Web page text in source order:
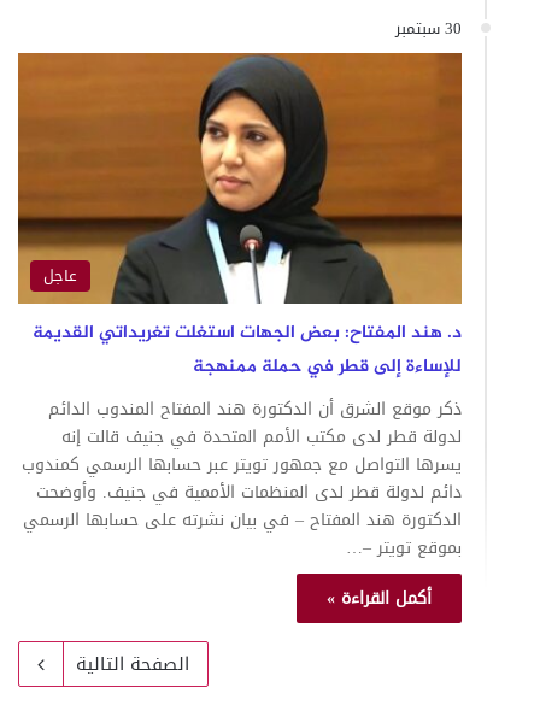
30 سبتمبر
عاجل
د. هند المفتاح: بعض الجهات استغلت تغريداتي القديمة
للإساءة إلى قطر في حملة ممنهجة
ذكر موقع الشرق أن الدكتورة هند المفتاح المندوب الدائم
لدولة قطر لدى مكتب الأمم المتحدة في جنيف قالت إنه
يسرها التواصل مع جمهور تويتر عبر حسابها الرسمي كمندوب
دائم لدولة قطر لدى المنظمات الأممية في جنيف. وأوضحت
الدكتورة هند المفتاح – في بيان نشرته على حسابها الرسمي
بموقع تويتر –…
أكمل القراءة »
الصفحة التالية